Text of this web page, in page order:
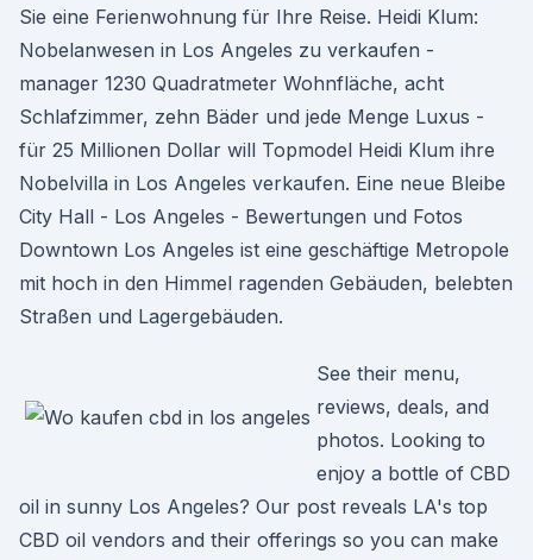
Sie eine Ferienwohnung für Ihre Reise. Heidi Klum:
Nobelanwesen in Los Angeles zu verkaufen -
manager 1230 Quadratmeter Wohnfläche, acht
Schlafzimmer, zehn Bäder und jede Menge Luxus -
für 25 Millionen Dollar will Topmodel Heidi Klum ihre
Nobelvilla in Los Angeles verkaufen. Eine neue Bleibe
City Hall - Los Angeles - Bewertungen und Fotos
Downtown Los Angeles ist eine geschäftige Metropole
mit hoch in den Himmel ragenden Gebäuden, belebten
Straßen und Lagergebäuden.
See their menu,
reviews, deals, and
photos. Looking to
enjoy a bottle of CBD
oil in sunny Los Angeles? Our post reveals LA's top
CBD oil vendors and their offerings so you can make